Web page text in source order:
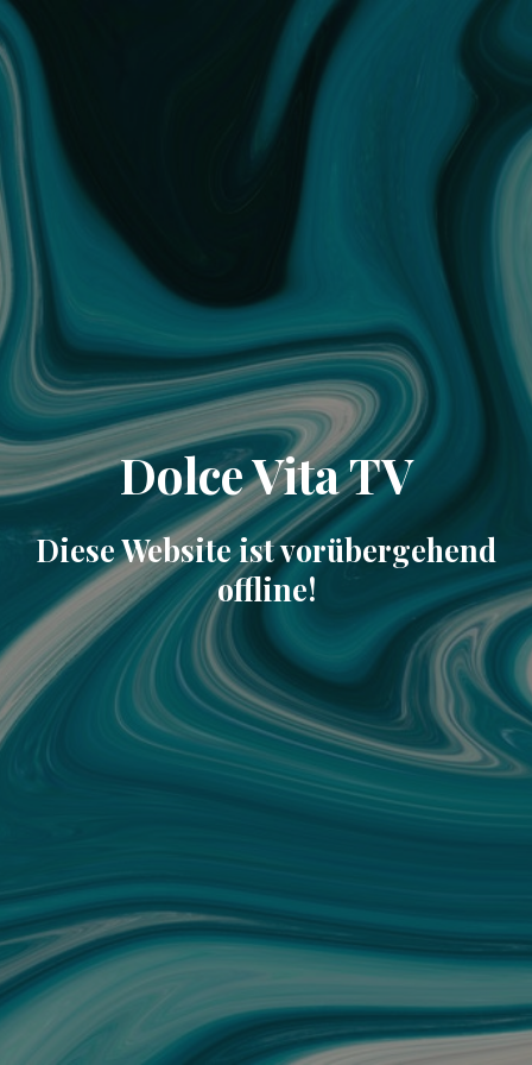
Dolce Vita TV
Diese Website ist vorübergehend
offline!